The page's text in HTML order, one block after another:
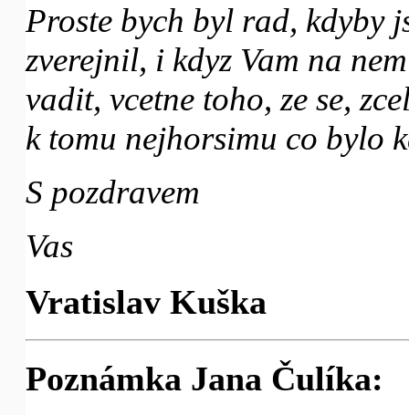
Proste bych byl rad, kdyby
zverejnil, i kdyz Vam na
vadit, vcetne toho, ze se,
k tomu nejhorsimu co bylo
S pozdravem
Vas
Vratislav Kuška
Poznámka Jana Čulíka: